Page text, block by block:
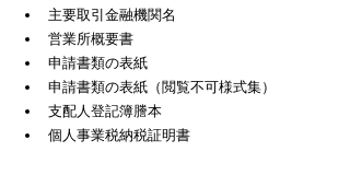
主要取引金融機関名
営業所概要書
申請書類の表紙
申請書類の表紙（閲覧不可様式集）
支配人登記簿謄本
個人事業税納税証明書